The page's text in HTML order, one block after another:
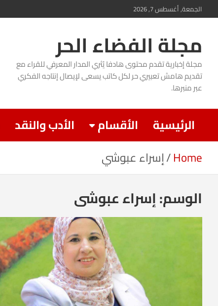
Skip
content
الجمعة, أغسطس 7, 2026
مجلة الفضاء الحر
مجلة إخبارية تقدم محتوى هادفا يُثري المدار المعرفي للقراء مع
تقديم هامش تعبيري حر لكل كاتب يسعى لإيصال إنتاجه الفكري
عبر منبرها.
الرئيسية الأقسام الأدب والنقد
Home إسراء عبوشي
الوسم:إسراء عبوشي